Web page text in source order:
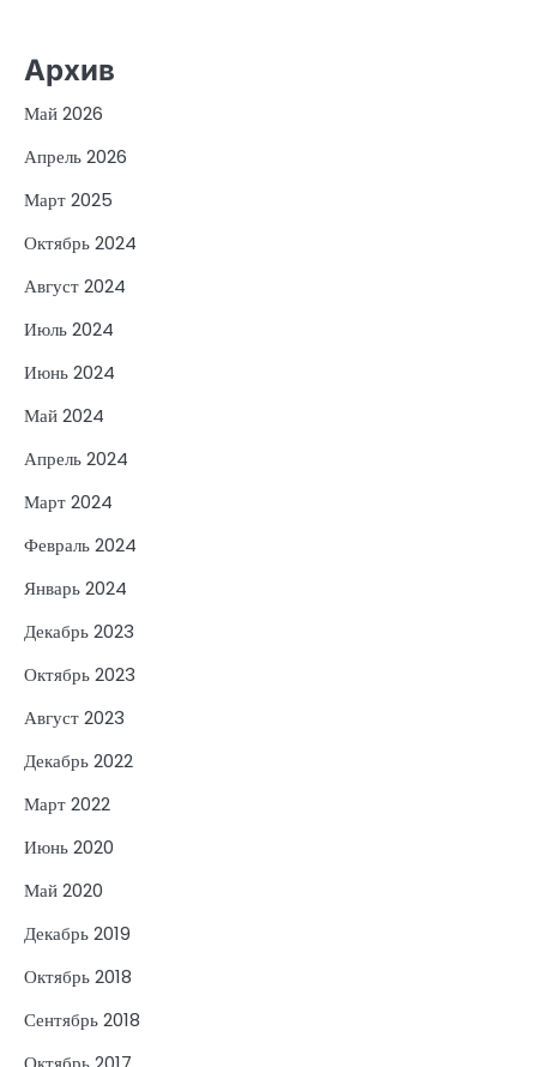
Архив
Май 2026
Апрель 2026
Март 2025
Октябрь 2024
Август 2024
Июль 2024
Июнь 2024
Май 2024
Апрель 2024
Март 2024
Февраль 2024
Январь 2024
Декабрь 2023
Октябрь 2023
Август 2023
Декабрь 2022
Март 2022
Июнь 2020
Май 2020
Декабрь 2019
Октябрь 2018
Сентябрь 2018